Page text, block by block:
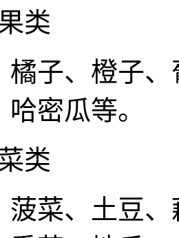
类
、橙子、
密瓜等。
类
、土豆、